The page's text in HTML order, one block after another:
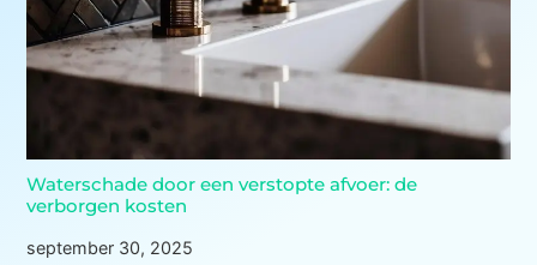
Waterschade door een verstopte afvoer: de
verborgen kosten
september 30, 2025